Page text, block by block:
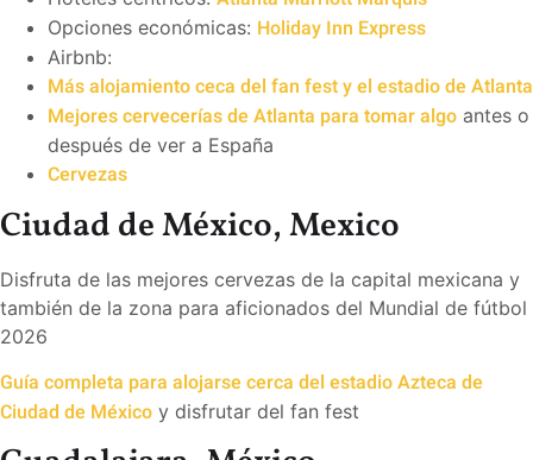
Opciones económicas: Holiday Inn Express
Airbnb:
Más alojamiento ceca del fan fest y el estadio de Atlanta
Mejores cervecerías de Atlanta para tomar algo antes o
después de ver a España
Cervezas
Ciudad de México, Mexico
Disfruta de las mejores cervezas de la capital mexicana y
también de la zona para aficionados del Mundial de fútbol
2026
Guía completa para alojarse cerca del estadio Azteca de
Ciudad de México y disfrutar del fan fest